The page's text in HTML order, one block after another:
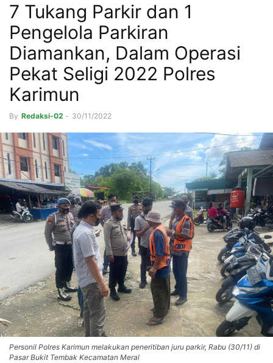
7 Tukang Parkir dan 1
Pengelola Parkiran
Diamankan, Dalam Operasi
Pekat Seligi 2022 Polres
Karimun
By Redaksi-02 - 30/11/2022
Personil Polres Karimun melakukan peneritiban juru parkir, Rabu (30/11) di
Pasar Bukit Tembak Kecamatan Meral